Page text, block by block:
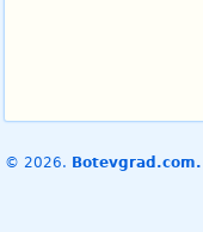
© 2026. Botevgrad.com.